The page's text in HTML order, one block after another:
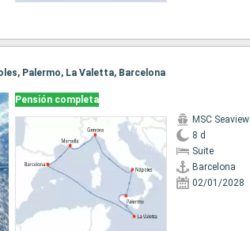
Palermo, La Valetta, Barcelona
Pensión completa
MSC Seaview
8 d
Suite
Barcelona
02/01/2028